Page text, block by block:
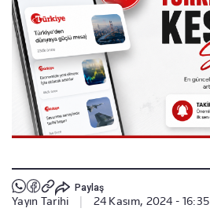
Paylaş
Yayın Tarihi 24 Kasım, 2024 - 16:35